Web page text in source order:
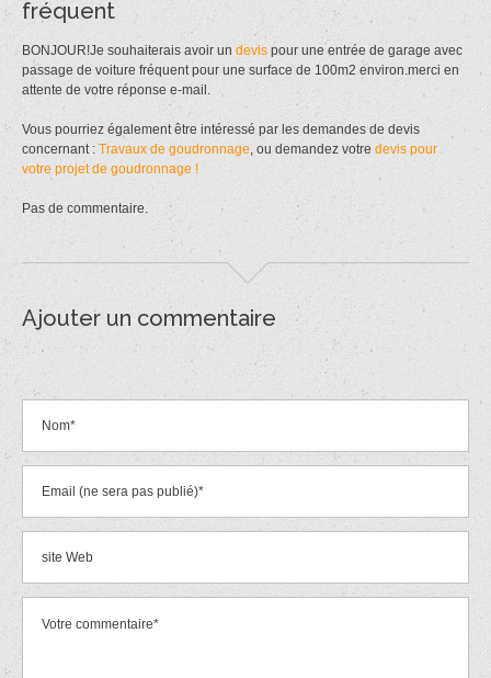
fréquent
BONJOUR!Je souhaiterais avoir un devis pour une entrée de garage avec
passage de voiture fréquent pour une surface de 100m2 environ.merci en
attente de votre réponse e-mail.
Vous pourriez également être intéressé par les demandes de devis
concernant : Travaux de goudronnage , ou demandez votre devis pour
votre projet de goudronnage !
Pas de commentaire.
Ajouter un commentaire